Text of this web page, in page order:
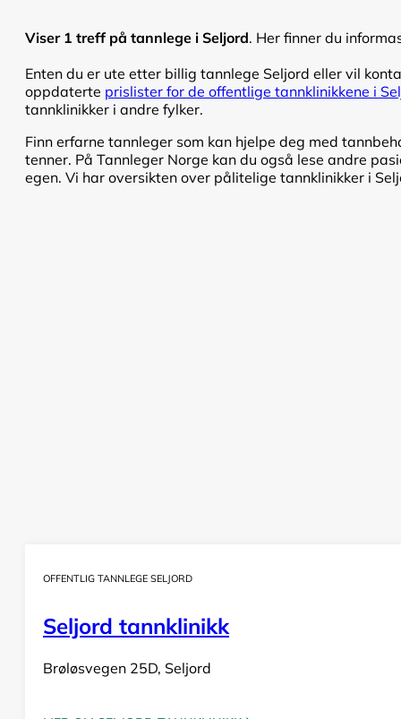
Viser 1 treff på tannlege i Seljord. Her finner du
Enten du er ute etter billig tannlege Seljord eller vil
oppdaterte prislister for de offentlige tannklinikkene i
tannklinikker i andre fylker.
Finn erfarne tannleger som kan hjelpe deg med
tenner. På Tannleger Norge kan du også lese andre
egen. Vi har oversikten over pålitelige tannklinikker i
OFFENTLIG TANNLEGE SELJORD
Seljord tannklinikk
Brøløsvegen 25D, Seljord